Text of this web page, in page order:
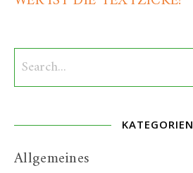
KATEGORIEN
Allgemeines